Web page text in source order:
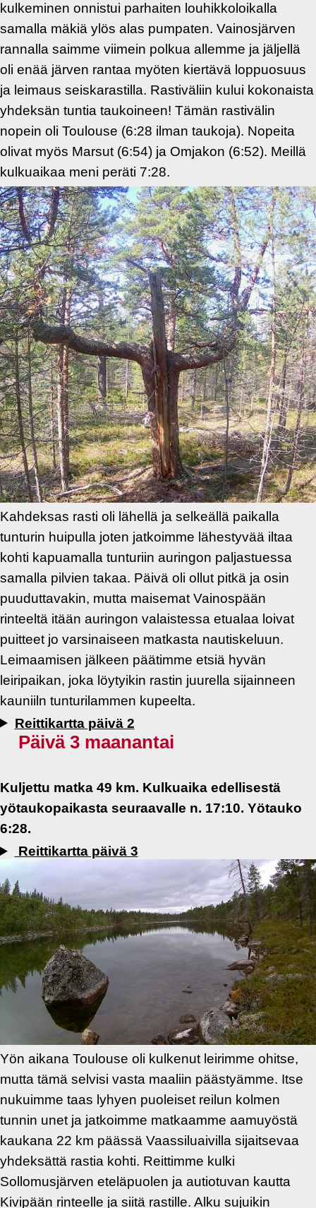
kulkeminen onnistui parhaiten louhikkoloikalla
samalla mäkiä ylös alas pumpaten. Vainosjärven
rannalla saimme viimein polkua allemme ja jäljellä
oli enää järven rantaa myöten kiertävä loppuosuus
ja leimaus seiskarastilla. Rastiväliin kului kokonaista
yhdeksän tuntia taukoineen! Tämän rastivälin
nopein oli Toulouse (6:28 ilman taukoja). Nopeita
olivat myös Marsut (6:54) ja Omjakon (6:52). Meillä
kulkuaikaa meni peräti 7:28.
Kahdeksas rasti oli lähellä ja selkeällä paikalla
tunturin huipulla joten jatkoimme lähestyvää iltaa
kohti kapuamalla tunturiin auringon paljastuessa
samalla pilvien takaa. Päivä oli ollut pitkä ja osin
puuduttavakin, mutta maisemat Vainospään
rinteeltä itään auringon valaistessa etualaa loivat
puitteet jo varsinaiseen matkasta nautiskeluun.
Leimaamisen jälkeen päätimme etsiä hyvän
leiripaikan, joka löytyikin rastin juurella sijainneen
kauniiln tunturilammen kupeelta.
Reittikartta päivä 2
Päivä 3 maanantai
Kuljettu matka 49 km. Kulkuaika edellisestä
yötaukopaikasta seuraavalle n. 17:10. Yötauko
6:28.
Reittikartta päivä 3
Yön aikana Toulouse oli kulkenut leirimme ohitse,
mutta tämä selvisi vasta maaliin päästyämme. Itse
nukuimme taas lyhyen puoleiset reilun kolmen
tunnin unet ja jatkoimme matkaamme aamuyöstä
kaukana 22 km päässä Vaassiluaivilla sijaitsevaa
yhdeksättä rastia kohti. Reittimme kulki
Sollomusjärven eteläpuolen ja autiotuvan kautta
Kivipään rinteelle ja siitä rastille. Alku sujuikin